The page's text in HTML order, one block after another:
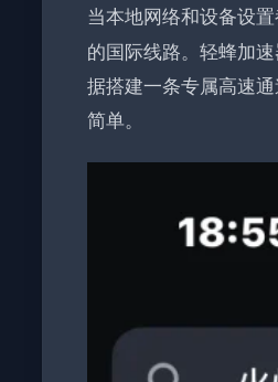
当本地网络和设备设置
的国际线路。轻蜂加
据搭建一条专属高速
简单。